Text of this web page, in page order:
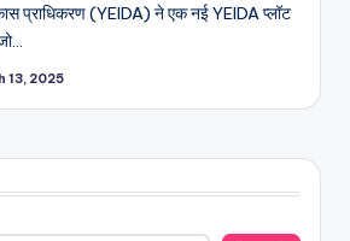
प्राधिकरण (YEIDA) ने एक नई YEIDA प्लॉट
13, 2025